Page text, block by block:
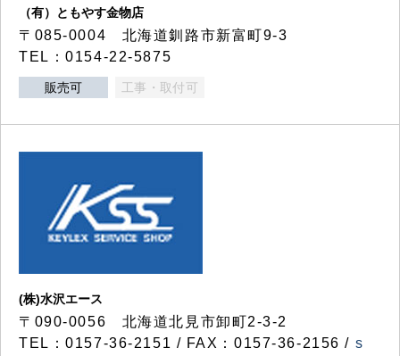
（有）ともやす金物店
〒085-0004 北海道釧路市新富町9-3
TEL：0154-22-5875
販売可 工事・取付可
(株)水沢エース
〒090-0056 北海道北見市卸町2-3-2
TEL：0157-36-2151 / FAX：0157-36-2156 / s